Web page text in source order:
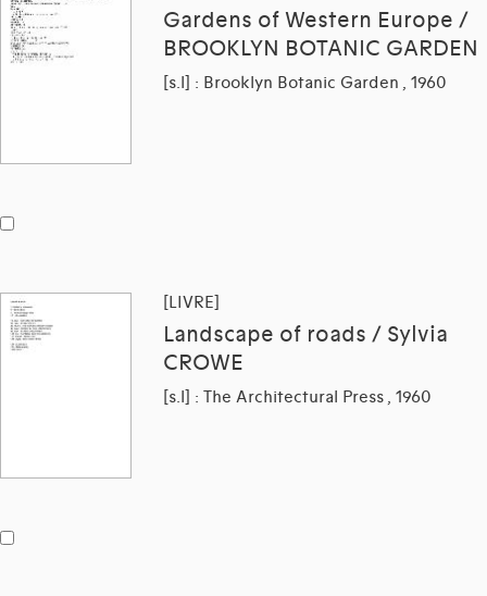
Gardens of Western Europe /
BROOKLYN BOTANIC GARDEN
[s.l] : Brooklyn Botanic Garden , 1960
[LIVRE]
Landscape of roads / Sylvia
CROWE
[s.l] : The Architectural Press , 1960